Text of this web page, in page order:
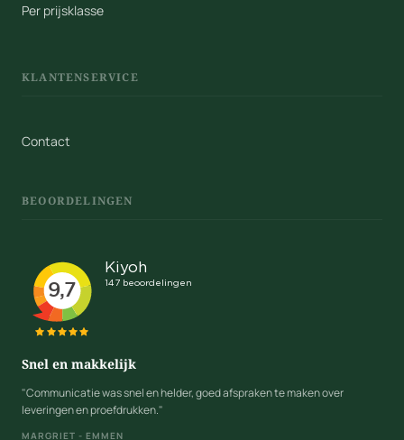
Per prijsklasse
KLANTENSERVICE
Contact
BEOORDELINGEN
Snel en makkelijk
"Communicatie was snel en helder, goed afspraken te maken over
leveringen en proefdrukken."
MARGRIET - EMMEN